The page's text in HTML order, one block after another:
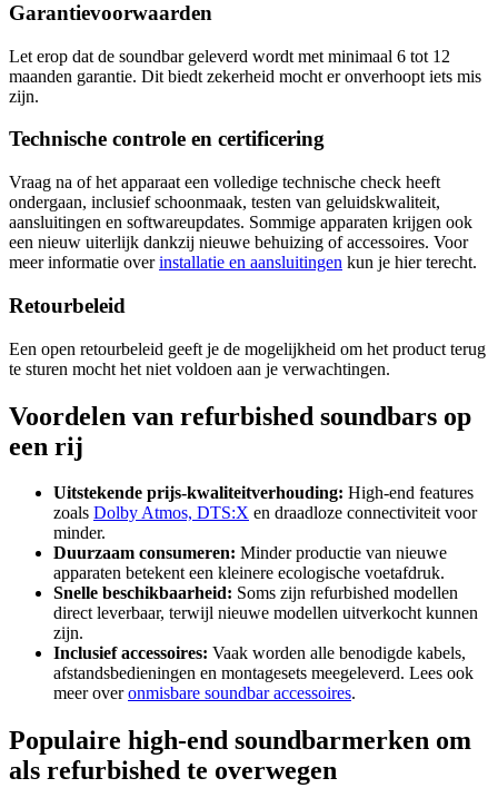
Garantievoorwaarden
Let erop dat de soundbar geleverd wordt met minimaal 6 tot 12
maanden garantie. Dit biedt zekerheid mocht er onverhoopt iets mis
zijn.
Technische controle en certificering
Vraag na of het apparaat een volledige technische check heeft
ondergaan, inclusief schoonmaak, testen van geluidskwaliteit,
aansluitingen en softwareupdates. Sommige apparaten krijgen ook
een nieuw uiterlijk dankzij nieuwe behuizing of accessoires. Voor
meer informatie overinstallatie en aansluitingen kun je hier terecht.
Retourbeleid
Een open retourbeleid geeft je de mogelijkheid om het product terug
te sturen mocht het niet voldoen aan je verwachtingen.
Voordelen van refurbished soundbars op
een rij
Uitstekende prijs-kwaliteitverhouding: High-end features
zoals Dolby Atmos, DTS:X en draadloze connectiviteit voor
minder.
Duurzaam consumeren: Minder productie van nieuwe
apparaten betekent een kleinere ecologische voetafdruk.
Snelle beschikbaarheid: Soms zijn refurbished modellen
direct leverbaar, terwijl nieuwe modellen uitverkocht kunnen
zijn.
Inclusief accessoires: Vaak worden alle benodigde kabels,
afstandsbedieningen en montagesets meegeleverd. Lees ook
meer overonmisbare soundbar accessoires.
Populaire high-end soundbarmerken om
als refurbished te overwegen